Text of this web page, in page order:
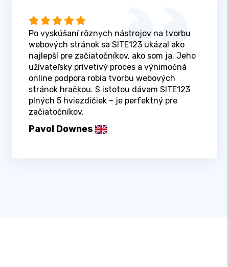
Po vyskúšaní rôznych nástrojov na tvorbu
webových stránok sa SITE123 ukázal ako
najlepší pre začiatočníkov, ako som ja. Jeho
užívateľsky prívetivý proces a výnimočná
online podpora robia tvorbu webových
stránok hračkou. S istotou dávam SITE123
plných 5 hviezdičiek – je perfektný pre
začiatočníkov.
Pavol Downes